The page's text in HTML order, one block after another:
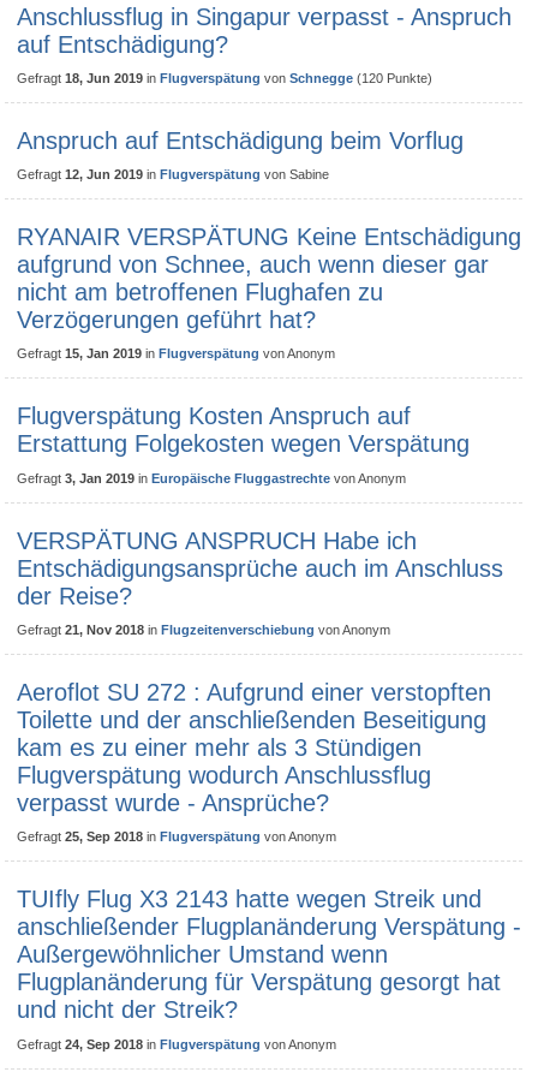
Anschlussflug in Singapur verpasst - Anspruch
auf Entschädigung?
Gefragt 18, Jun 2019 inFlugverspätung vonSchnegge (120 Punkte)
Anspruch auf Entschädigung beim Vorflug
Gefragt 12, Jun 2019 inFlugverspätung vonSabine
RYANAIR VERSPÄTUNG Keine Entschädigung
aufgrund von Schnee, auch wenn dieser gar
nicht am betroffenen Flughafen zu
Verzögerungen geführt hat?
Gefragt 15, Jan 2019 in Flugverspätung vonAnonym
Flugverspätung Kosten Anspruch auf
Erstattung Folgekosten wegen Verspätung
Gefragt 3, Jan 2019 inEuropäische Fluggastrechte vonAnonym
VERSPÄTUNG ANSPRUCH Habe ich
Entschädigungsansprüche auch im Anschluss
der Reise?
Gefragt 21, Nov 2018 inFlugzeitenverschiebung vonAnonym
Aeroflot SU 272 : Aufgrund einer verstopften
Toilette und der anschließenden Beseitigung
kam es zu einer mehr als 3 Stündigen
Flugverspätung wodurch Anschlussflug
verpasst wurde - Ansprüche?
Gefragt 25, Sep 2018 in Flugverspätung vonAnonym
TUIfly Flug X3 2143 hatte wegen Streik und
anschließender Flugplanänderung Verspätung -
Außergewöhnlicher Umstand wenn
Flugplanänderung für Verspätung gesorgt hat
und nicht der Streik?
Gefragt 24, Sep 2018 inFlugverspätung vonAnonym